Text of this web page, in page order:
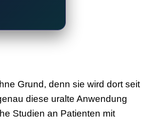
Grund, denn sie wird dort seit
diese uralte Anwendung
Studien an Patienten mit